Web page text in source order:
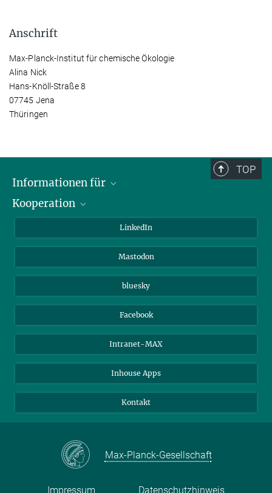
Anschrift
Max-Planck-Institut für chemische Ökologie
Alina Nick
Hans-Knöll-Straße 8
07745 Jena
Thüringen
TOP
Informationen für
Journalisten
Kooperation
Beutenberg Campus e.V.
LinkedIn
Mastodon
bluesky
Facebook
Intranet-MAX
Inhouse Apps
Kontakt
Max-Planck-Gesellschaft
Impressum Datenschutzhinweis